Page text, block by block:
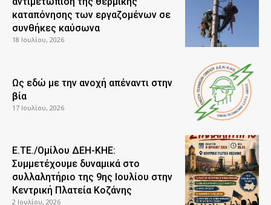
καταπόνησης των εργαζομένων σε
συνθήκες καύσωνα
18 Ιουλίου, 2026
Ως εδώ με την ανοχή απέναντι στην
βία
17 Ιουλίου, 2026
Ε.ΤΕ./Ομίλου ΔΕΗ-ΚΗΕ:
Συμμετέχουμε δυναμικά στο
συλλαλητήριο της 9ης Ιουλίου στην
Κεντρική Πλατεία Κοζάνης
2 Ιουλίου, 2026